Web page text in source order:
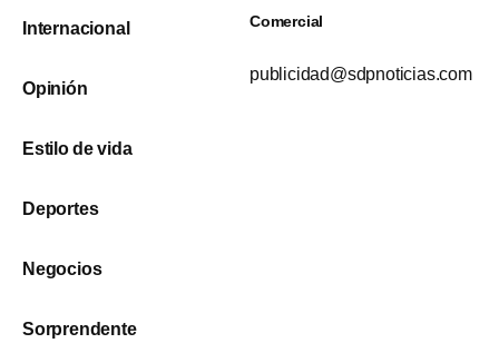
Internacional
Opinión
Estilo de vida
Deportes
Negocios
Sorprendente
Comercial
publicidad@sdpnoticias.com